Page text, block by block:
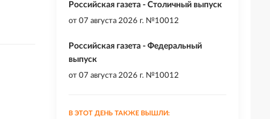
Российская газета - Столичный выпуск
от 07 августа 2026 г. №10012
Российская газета - Федеральный
выпуск
от 07 августа 2026 г. №10012
В ЭТОТ ДЕНЬ ТАКЖЕ ВЫШЛИ: